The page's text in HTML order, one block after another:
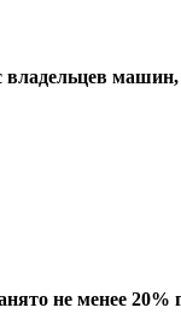
не менее 20%